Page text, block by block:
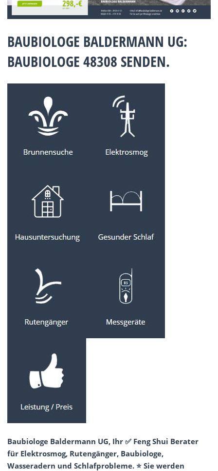
BAUBIOLOGE BALDERMANN UG:
BAUBIOLOGE 48308 SENDEN.
Baubiologe Baldermann UG, Ihr ✅ Feng Shui Berater
für Elektrosmog, Rutengänger, Baubiologe,
Wasseradern und Schlafprobleme. ⭐ Sie werden